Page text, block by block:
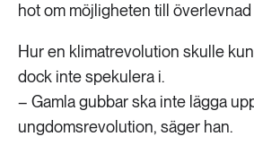
hot om möjligheten till
Hur en klimatrevolution skulle
dock inte spekulera i.
– Gamla gubbar ska inte lägga
ungdomsrevolution, säger han.